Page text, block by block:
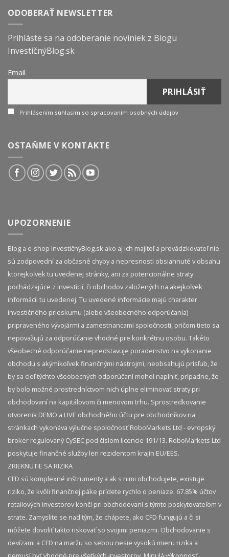
ODOBERAŤ NEWSLETTER
Prihláste sa na odoberanie noviniek z Blogu
InvestičnýBlog.sk
Email
Prihlásením súhlasím so spracovaním osobných údajov
OSTAŇME V KONTAKTE
UPOZORNENIE
Blog a e-shop InvestičnýBlog.sk ako aj ich majiteľ a prevádzkovateľ nie
sú zodpovední za občasné chyby a nepresnosti obsiahnuté v obsahu
ktorejkoľvek tu uvedenej stránky, ani za potencionálne straty
pochádzajúce z investícií, či obchodov založených na akejkoľvek
informácii tu uvedenej. Tu uvedené informácie majú charakter
investičného prieskumu (alebo všeobecného odporúčania)
pripraveného vývojármi a zamestnancami spoločnosti, pričom tieto sa
nepovažujú za odporúčanie vhodné pre konkrétnu osobu. Takéto
všeobecné odporúčanie nepredstavuje poradenstvo na vykonanie
obchodu s akýmikoľvek finančnými nástrojmi, neobsahujú prísľub, že
by sa cieľ týchto všeobecných odporúčaní mohol naplniť, prípadne, že
by bolo možné prostredníctvom nich úplne eliminovať straty pri
obchodovaní na kapitálovom či menovom trhu. Sprostredkovanie
otvorenia DEMO a LIVE obchodného účtu pre obchodníkov na
stránkach vykonáva výlučne spoločnosť RoboMarkets Ltd - evropský
broker regulovaný CySEC pod číslom licencie 191/13. RoboMarkets Ltd
poskytuje finančné služby len rezidentom krajín EU/EES.
ZRIEKNUTIE SA RIZIKA
CFD sú komplexné inštrumenty a ak s nimi obchodujete, existuje
riziko, že kvôli finančnej páke prídete rychlo o peniaze. 67.85% účtov
retailových investorov končí pri obchodovaní s týmto poskytovateľom v
strate. Zamyslite se nad tým, že chápete, ako CFD fungujú a či si
môžete dovoliť takto riskovať so svojimi peniazmi. Obchodovanie s
devízami a CFD na maržu so sebou nesie vysokú mieru rizika a